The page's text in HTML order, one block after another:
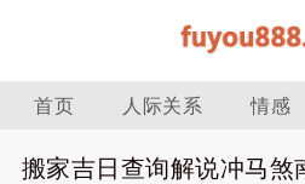
首页 人际关系 情感
搬家吉日查询解说冲马煞